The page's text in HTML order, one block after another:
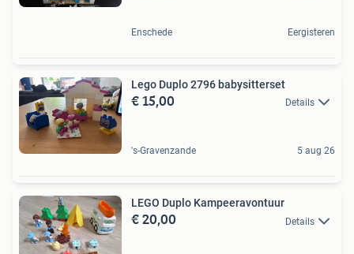
Enschede Eergisteren
Lego Duplo 2796 babysitterset
€ 15,00 Details
's-Gravenzande 5 aug 26
LEGO Duplo Kampeeravontuur
€ 20,00 Details